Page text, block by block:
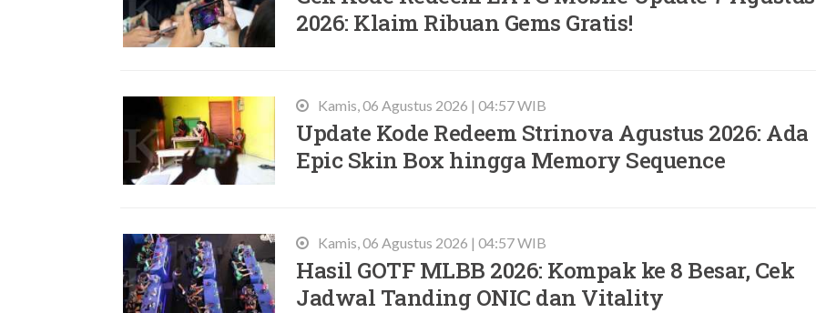
2026: Klaim Ribuan Gems Gratis!
Kamis, 06 Agustus 2026 | 04:57 WIB
Update Kode Redeem Strinova Agustus 2026: Ada
Epic Skin Box hingga Memory Sequence
Kamis, 06 Agustus 2026 | 04:57 WIB
Hasil GOTF MLBB 2026: Kompak ke 8 Besar, Cek
Jadwal Tanding ONIC dan Vitality